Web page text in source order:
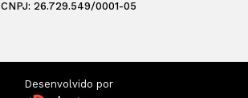
CNPJ: 26.729.549/0001-05
Desenvolvido por